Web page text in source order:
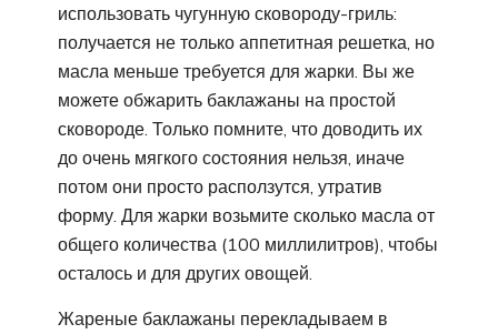
использовать чугунную сковороду-гриль:
получается не только аппетитная решетка, но
масла меньше требуется для жарки. Вы же
можете обжарить баклажаны на простой
сковороде. Только помните, что доводить их
до очень мягкого состояния нельзя, иначе
потом они просто расползутся, утратив
форму. Для жарки возьмите сколько масла от
общего количества (100 миллилитров), чтобы
осталось и для других овощей.
Жареные баклажаны перекладываем в